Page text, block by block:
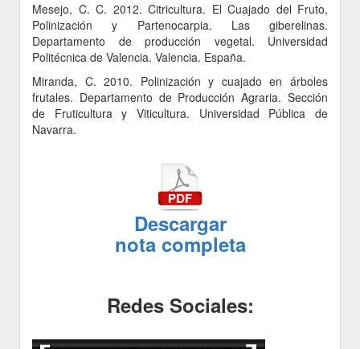
Mesejo, C. C. 2012. Citricultura. El Cuajado del Fruto,
Polinización y Partenocarpia. Las giberelinas.
Departamento de producción vegetal. Universidad
Politécnica de Valencia. Valencia. España.
Miranda, C. 2010. Polinización y cuajado en árboles
frutales. Departamento de Producción Agraria. Sección
de Fruticultura y Viticultura. Universidad Pública de
Navarra.
Descargar
nota completa
Redes Sociales: